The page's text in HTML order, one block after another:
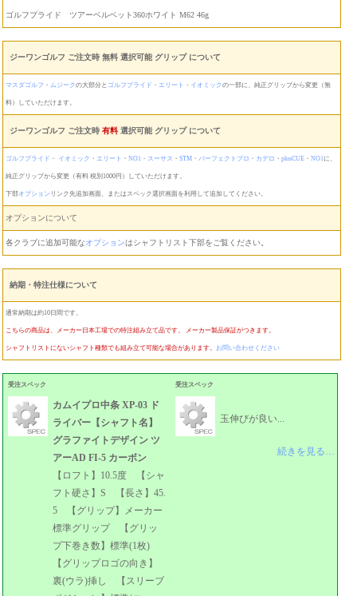
ゴルフプライド ツアーベルベット360ホワイト M62 46g
ジーワンゴルフ ご注文時 無料 選択可能 グリップ について
マスダゴルフ ・ ムジークの大部分と ゴルフプライド ・ エリート ・ イオミックの一部に、純正グリップから変更（無
料）していただけます。
ジーワンゴルフ ご注文時 有料 選択可能 グリップ について
ゴルフプライド ・ イオミック ・ エリート ・ NO1 ・ スーサス ・ STM ・ パーフェクトプロ ・ カデロ ・ plusCUE ・ NO1 に、
純正グリップから変更（有料 税別1000円）していただけます。
下部オプション リンク先追加画面、またはスペック選択画面を利用して追加してください。
オプションについて
各クラブに追加可能なオプションはシャフトリスト下部をご覧ください。
納期・特注仕様について
通常納期は約10日間です。
こちらの商品は、メーカー日本工場での特注組み立て品です。 メーカー製品保証がつきます。
シャフトリストにないシャフト種類でも組み立て可能な場合があります。 お問い合わせください
受注スペック
カムイプロ中条 XP-03 ド
ライバー【シャフト名】
グラファイトデザイン ツ
アーAD FI-5 カーボン
【ロフト】10.5度 【シャ
フト硬さ】S 【長さ】45.
5 【グリップ】メーカー
標準グリップ 【グリッ
プ下巻き数】標準(1枚)
【グリップロゴの向き】
裏(ウラ)挿し 【スリーブ
受注スペック
玉伸びが良い...
続きを見る…